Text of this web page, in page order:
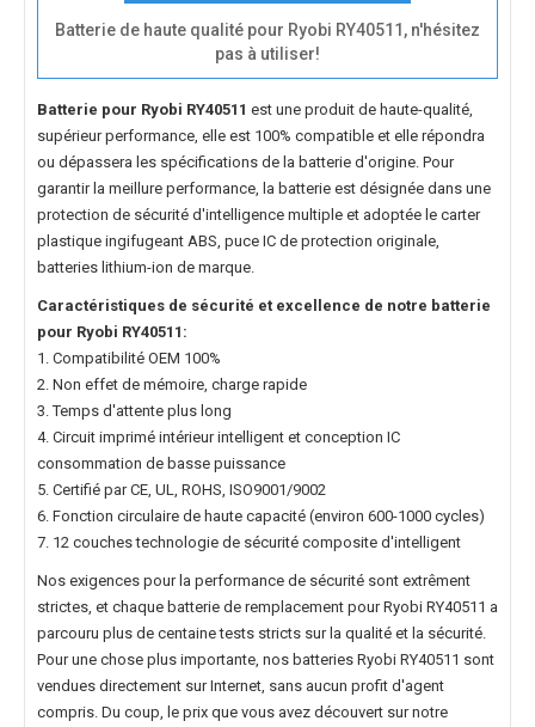
Batterie de haute qualité pour Ryobi RY40511, n'hésitez
pas à utiliser!
Batterie pour Ryobi RY40511 est une produit de haute-qualité,
supérieur performance, elle est 100% compatible et elle répondra
ou dépassera les spécifications de la batterie d'origine. Pour
garantir la meillure performance, la batterie est désignée dans une
protection de sécurité d'intelligence multiple et adoptée le carter
plastique ingifugeant ABS, puce IC de protection originale,
batteries lithium-ion de marque.
Caractéristiques de sécurité et excellence de notre batterie
pour Ryobi RY40511 :
1. Compatibilité OEM 100%
2. Non effet de mémoire, charge rapide
3. Temps d'attente plus long
4. Circuit imprimé intérieur intelligent et conception IC
consommation de basse puissance
5. Certifié par CE, UL, ROHS, ISO9001/9002
6. Fonction circulaire de haute capacité (environ 600-1000 cycles)
7. 12 couches technologie de sécurité composite d'intelligent
Nos exigences pour la performance de sécurité sont extrêment
strictes, et chaque batterie de remplacement pour Ryobi RY40511 a
parcouru plus de centaine tests stricts sur la qualité et la sécurité.
Pour une chose plus importante, nos batteries Ryobi RY40511 sont
vendues directement sur Internet, sans aucun profit d'agent
compris. Du coup, le prix que vous avez découvert sur notre